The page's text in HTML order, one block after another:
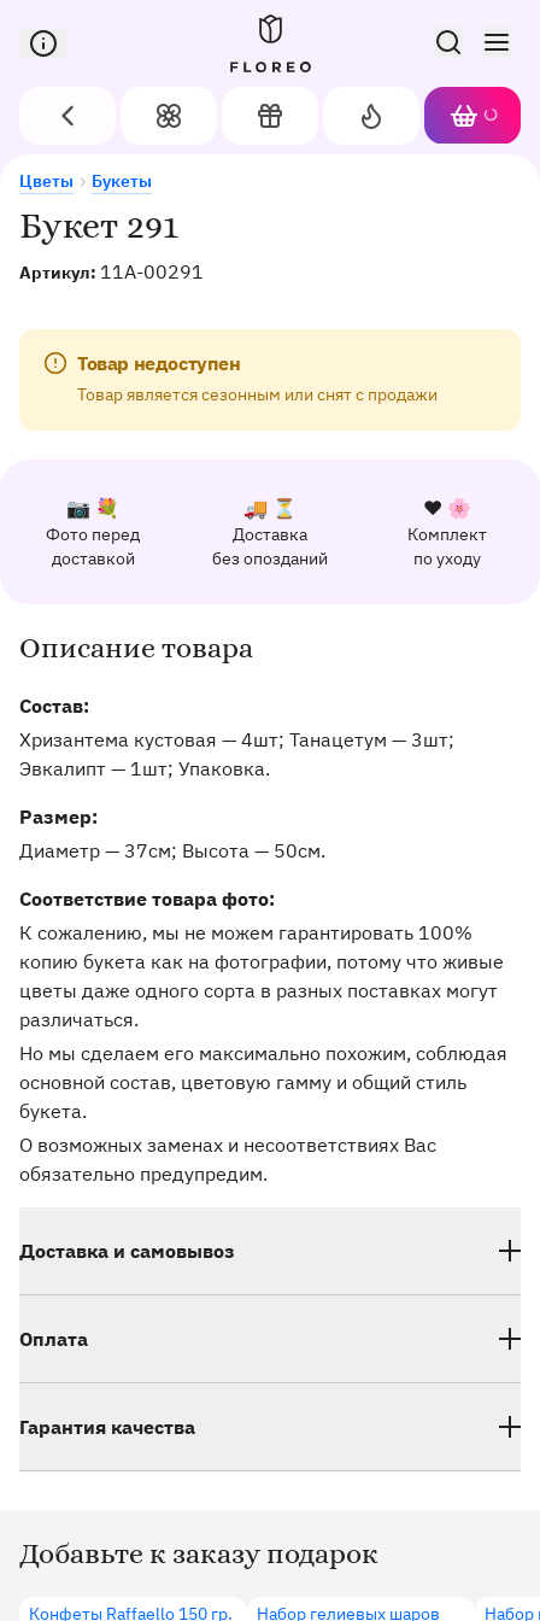
Сервис доставки цветов в Орле
Назад Цветы Подарки
Акции
Корзина
Букет 291
Артикул: 11A-00291
Товар недоступен
Товар является сезонным или снят с продажи
Цветы Букеты
Букет 291
Почему выбирают Флорео
К каждому заказу прилагается:
Фото перед
доставкой
📷 💐
Доставка
без опозданий
🚚 ⏳
Комплект
по уходу
❤️ 🌸
Качественный сервис
162 отзыва с оценкой 5.0 ⭐
Информация о товаре и оказываемых услугах
Описание товара
Состав:
Хризантема кустовая — 4шт; Танацетум — 3шт;
Эвкалипт — 1шт; Упаковка.
Pазмер:
Диаметр — 37см Высота — 50см
Соответствие товара фото:
К сожалению, мы не можем гарантировать 100%
копию букета как на фотографии, потому что живые
цветы даже одного сорта в разных поставках могут
различаться.
Но мы сделаем его максимально похожим, соблюдая
основной состав, цветовую гамму и общий стиль
букета.
О возможных заменах и несоответствиях Вас
обязательно предупредим.
Доставка и самовывоз
Оплата
Гарантия качества
Дополнительные товары
Добавьте к заказу подарок
Конфеты Raffaello 150 гр.
Набор гелиевых шаров
Набор